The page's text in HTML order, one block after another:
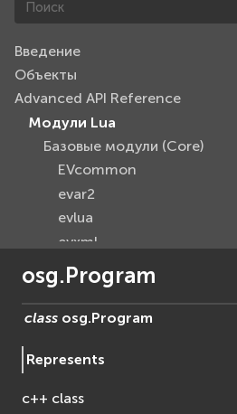
Введение
Объекты
Advanced API Reference
Модули Lua
Базовые модули (Core)
EVcommon
evar2
evlua
evxml
Граф Сцены (Scene Graph)
EVosgAV
EVosgGA
osg.Program
class osg.Program
Represents
c++ class